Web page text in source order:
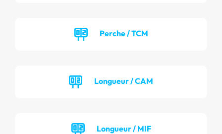
Perche / TCM
Longueur / CAM
Longueur / MIF